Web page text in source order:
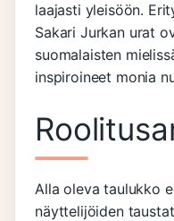
laajasti yleisöön.
Sakari Jurkan urat
suomalaisten
inspiroineet monia
Alla oleva taulukko
näyttelijöiden